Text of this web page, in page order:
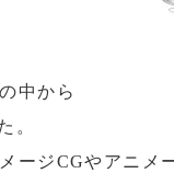
中から
。
ージCGやアニメ